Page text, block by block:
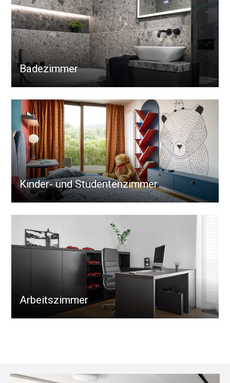
Badezimmer
Kinder- und Studentenzimmer
Arbeitszimmer